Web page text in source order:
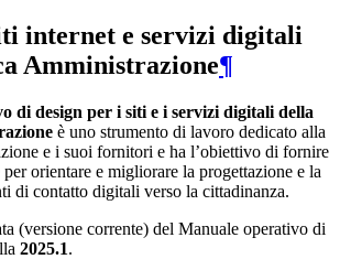
internet e servizi digitali
Amministrazione¶
di design per i siti e i servizi digitali della
è uno strumento di lavoro dedicato alla
e i suoi fornitori e ha l’obiettivo di fornire
orientare e migliorare la progettazione e la
di contatto digitali verso la cittadinanza.
(versione corrente) del Manuale operativo di
2025.1.